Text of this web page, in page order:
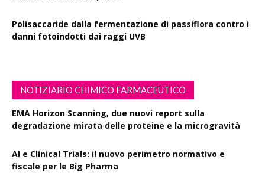
Polisaccaride dalla fermentazione di passiflora contro i
danni fotoindotti dai raggi UVB
NOTIZIARIO CHIMICO FARMACEUTICO
EMA Horizon Scanning, due nuovi report sulla
degradazione mirata delle proteine e la microgravità
AI e Clinical Trials: il nuovo perimetro normativo e
fiscale per le Big Pharma